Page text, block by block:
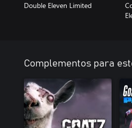
Double Eleven Limited
Complementos para